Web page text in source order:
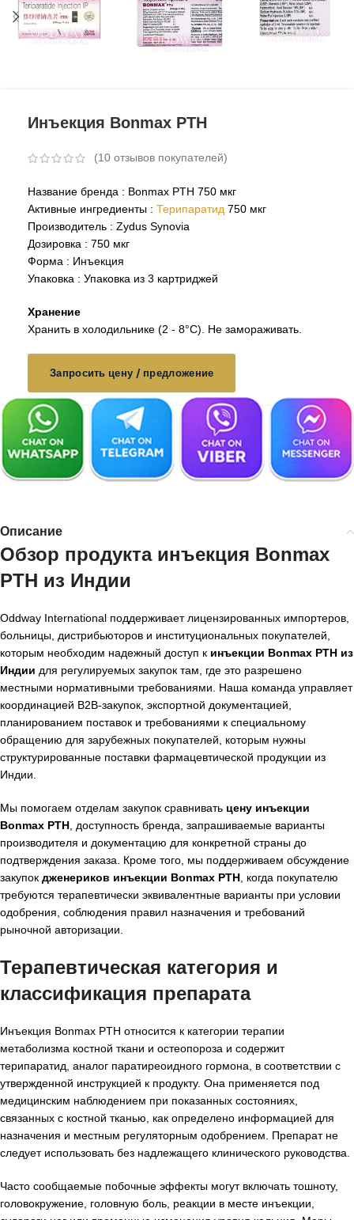
Инъекция Bonmax PTH
(10 отзывов покупателей)
Название бренда : Bonmax PTH 750 мкг
Активные ингредиенты : Терипаратид 750 мкг
Производитель : Zydus Synovia
Дозировка : 750 мкг
Форма : Инъекция
Упаковка : Упаковка из 3 картриджей
Хранение
Хранить в холодильнике (2 - 8°C). Не замораживать.
Запросить цену / предложение
Описание
Обзор продукта инъекция Bonmax
PTH из Индии
Oddway International поддерживает лицензированных импортеров,
больницы, дистрибьюторов и институциональных покупателей,
которым необходим надежный доступ к инъекции Bonmax PTH из
Индии для регулируемых закупок там, где это разрешено
местными нормативными требованиями. Наша команда управляет
координацией B2B-закупок, экспортной документацией,
планированием поставок и требованиями к специальному
обращению для зарубежных покупателей, которым нужны
структурированные поставки фармацевтической продукции из
Индии.
Мы помогаем отделам закупок сравнивать цену инъекции
Bonmax PTH , доступность бренда, запрашиваемые варианты
производителя и документацию для конкретной страны до
подтверждения заказа. Кроме того, мы поддерживаем обсуждение
закупок дженериков инъекции Bonmax PTH , когда покупателю
требуются терапевтически эквивалентные варианты при условии
одобрения, соблюдения правил назначения и требований
рыночной авторизации.
Терапевтическая категория и
классификация препарата
Инъекция Bonmax PTH относится к категории терапии
метаболизма костной ткани и остеопороза и содержит
терипаратид, аналог паратиреоидного гормона, в соответствии с
утвержденной инструкцией к продукту. Она применяется под
медицинским наблюдением при показанных состояниях,
связанных с костной тканью, как определено информацией для
назначения и местным регуляторным одобрением. Препарат не
следует использовать без надлежащего клинического руководства.
Часто сообщаемые побочные эффекты могут включать тошноту,
головокружение, головную боль, реакции в месте инъекции,